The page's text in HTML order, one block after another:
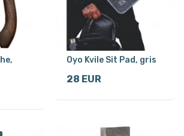
Oyo Kvile Sit Pad, gris
28 EUR